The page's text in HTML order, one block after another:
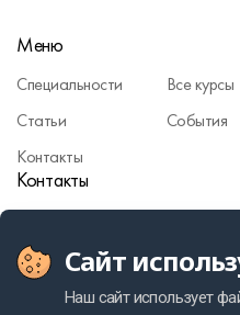
Сайт
Наш сайт использует
Меню
Специальности
Все курсы
Статьи
События
Контакты
Контакты
Фармаконадзор
Политика персональных данных